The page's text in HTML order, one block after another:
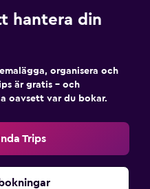
hantera din
organisera och
är gratis – och
oavsett var du bokar.
Trips